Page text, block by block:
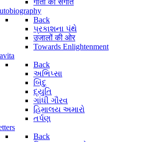
Back
પ્રકાશના પંથે
उजालों की ओर
Towards Enlightenment
Back
અભિપ્સા
બિંદુ
દ્યુતિ
ગાંધી ગૌરવ
હિમાલય અમારો
તર્પણ
Back